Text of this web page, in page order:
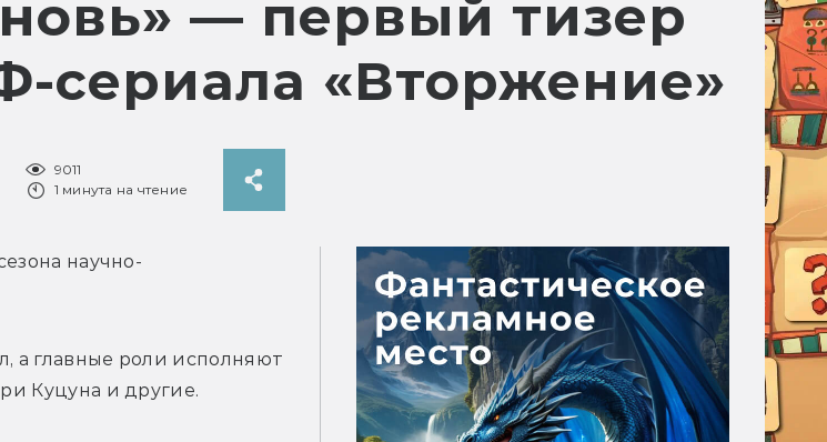
— первый тизер
сериала «Вторжение»
9011
1 минута на чтение
научно-
Куцуна и другие.